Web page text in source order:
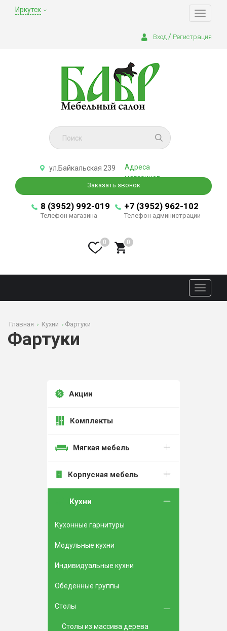
Иркутск
Toggle
Вход / Регистрация
ул.Байкальская 239
Адреса
магазинов
Заказать звонок
8 (3952) 992-019
Телефон магазина
+7 (3952) 962-102
Телефон администрации
0
0
Toggle
Главная Кухни Фартуки
Фартуки
Акции
Комплекты
Мягкая мебель
Корпусная мебель
Кухни
Кухонные гарнитуры
Модульные кухни
Индивидуальные кухни
Обеденные группы
Столы
Столы из массива дерева